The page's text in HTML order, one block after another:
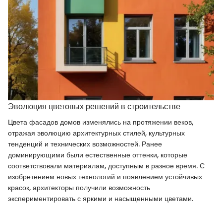
Эволюция цветовых решений в строительстве
Цвета фасадов домов изменялись на протяжении веков,
отражая эволюцию архитектурных стилей, культурных
тенденций и технических возможностей. Ранее
доминирующими были естественные оттенки, которые
соответствовали материалам, доступным в разное время. С
изобретением новых технологий и появлением устойчивых
красок, архитекторы получили возможность
экспериментировать с яркими и насыщенными цветами.